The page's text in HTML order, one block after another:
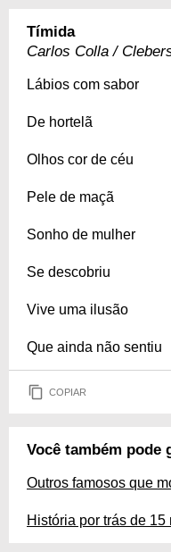
Tímida
Carlos Colla /
Lábios com sabor
De hortelã
Olhos cor de céu
Pele de maçã
Sonho de mulher
Se descobriu
Vive uma ilusão
Que ainda não sentiu
COPIAR
Você também pode
Outros famosos que
História por trás de